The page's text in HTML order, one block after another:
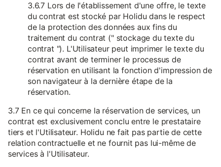
3.6.7 Lors de l'établissement d'une offre, le texte
du contrat est stocké par Holidu dans le respect
de la protection des données aux fins du
traitement du contrat (" stockage du texte du
contrat "). L'Utilisateur peut imprimer le texte du
contrat avant de terminer le processus de
réservation en utilisant la fonction d'impression de
son navigateur à la dernière étape de la
réservation.
3.7 En ce qui concerne la réservation de services, un
contrat est exclusivement conclu entre le prestataire
tiers et l'Utilisateur. Holidu ne fait pas partie de cette
relation contractuelle et ne fournit pas lui-même de
services à l'Utilisateur.